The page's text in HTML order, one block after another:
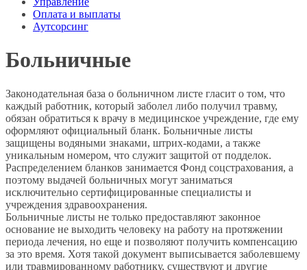
Оплата и выплаты
Аутсорсинг
Больничные
Законодательная база о больничном листе гласит о том, что
каждый работник, который заболел либо получил травму,
обязан обратиться к врачу в медицинское учреждение, где ему
оформляют официальный бланк. Больничные листы
защищены водяными знаками, штрих-кодами, а также
уникальным номером, что служит защитой от подделок.
Распределением бланков занимается Фонд соцстрахования, а
поэтому выдачей больничных могут заниматься
исключительно сертифицированные специалисты и
учреждения здравоохранения.
Больничные листы не только предоставляют законное
основание не выходить человеку на работу на протяжении
периода лечения, но еще и позволяют получить компенсацию
за это время. Хотя такой документ выписывается заболевшему
или травмированному работнику, существуют и другие